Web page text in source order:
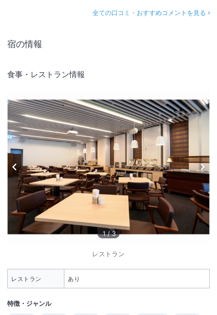
全ての口コミ・おすすめコメントを見る
宿の情報
食事・レストラン情報
1 /3
レストラン
レストラン あり
特徴・ジャンル